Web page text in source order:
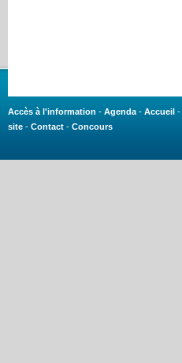
Accès à l'information - Agenda - Accueil -
site - Contact - Concours